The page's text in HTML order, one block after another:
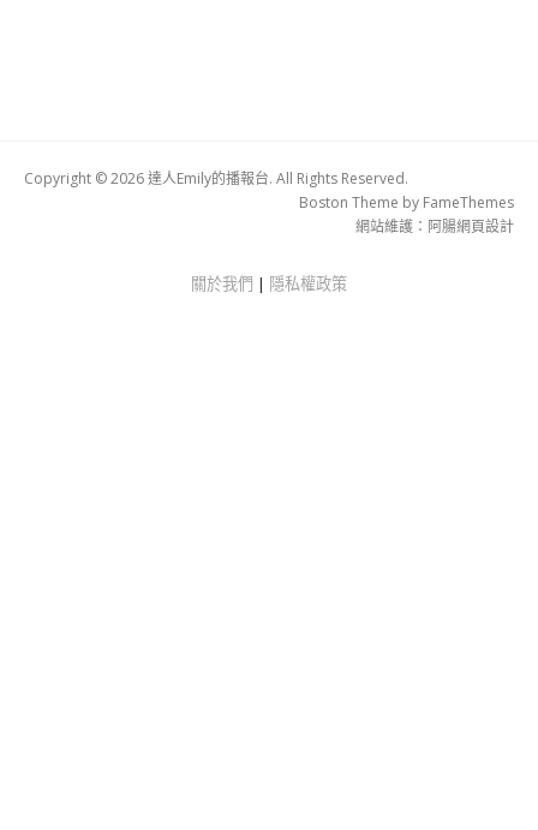
Copyright © 2026 達人Emily的播報台. All Rights Reserved.
Boston Theme by FameThemes
網站維護： 阿腸網頁設計
關於我們 | 隱私權政策